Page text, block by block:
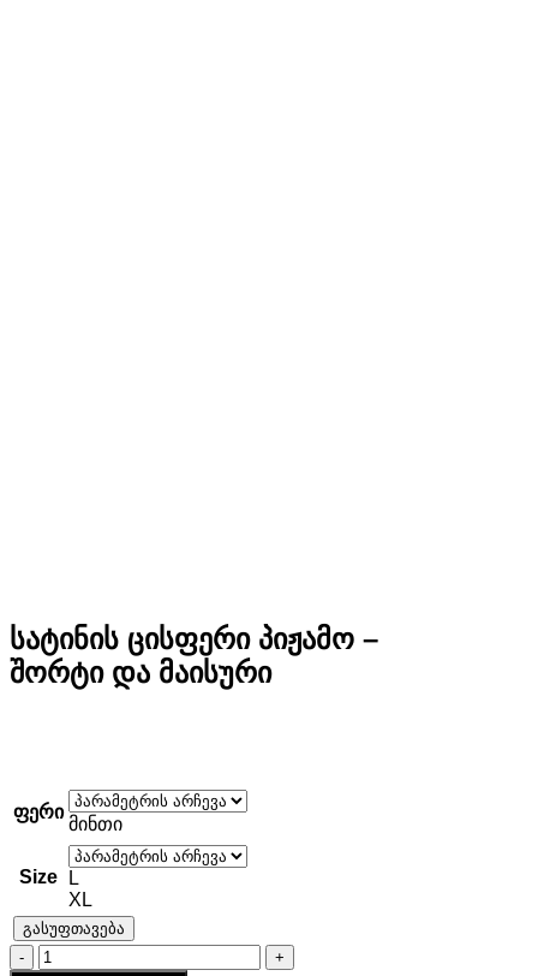
სატინის ცისფერი პიჟამო –
შორტი და მაისური
ფერი
მინთი
Size
L
XL
გასუფთავება
რაოდენობა: